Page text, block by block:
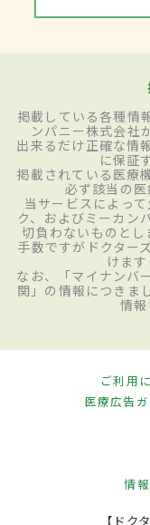
掲載している各種情
ンパニー株式会社
出来るだけ正確な情
に保証
掲載されている医療
必ず該当の医
当サービスによっ
ク、およびミーカン
切負わないものと
手数ですがドクター
けま
なお、「マイナンバ
関」の情報につきま
情報
ご利用
医療広告
情
【ドク